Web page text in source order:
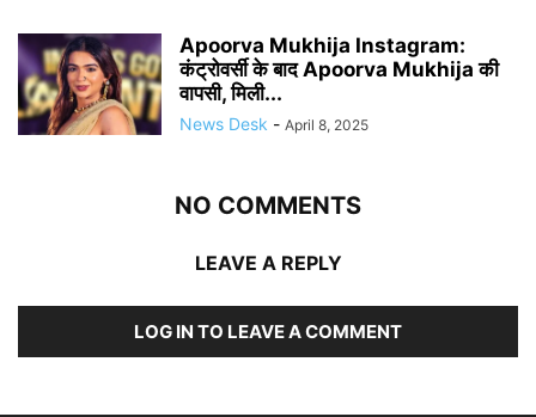
Apoorva Mukhija Instagram:
कंट्रोवर्सी के बाद Apoorva Mukhija की
वापसी, मिली...
News Desk - April 8, 2025
NO COMMENTS
LEAVE A REPLY
LOG IN TO LEAVE A COMMENT